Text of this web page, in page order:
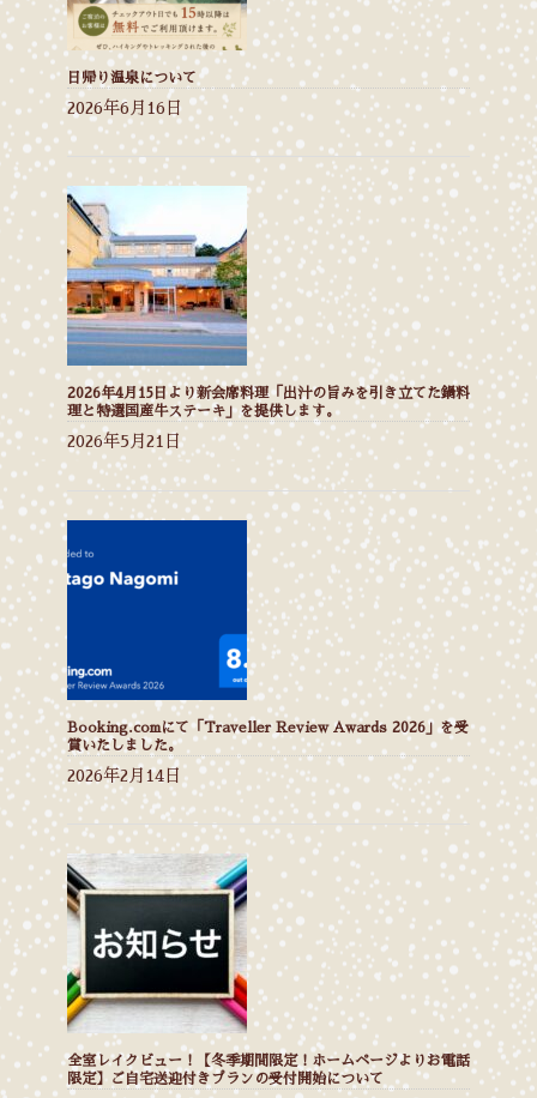
日帰り温泉について
2026年6月16日
2026年4月15日より新会席料理「出汁の旨みを引き立てた鍋料
理と特選国産牛ステーキ」を提供します。
2026年5月21日
Booking.comにて「Traveller Review Awards 2026」を受
賞いたしました。
2026年2月14日
全室レイクビュー！【冬季期間限定！ホームページよりお電話
限定】ご自宅送迎付きプランの受付開始について